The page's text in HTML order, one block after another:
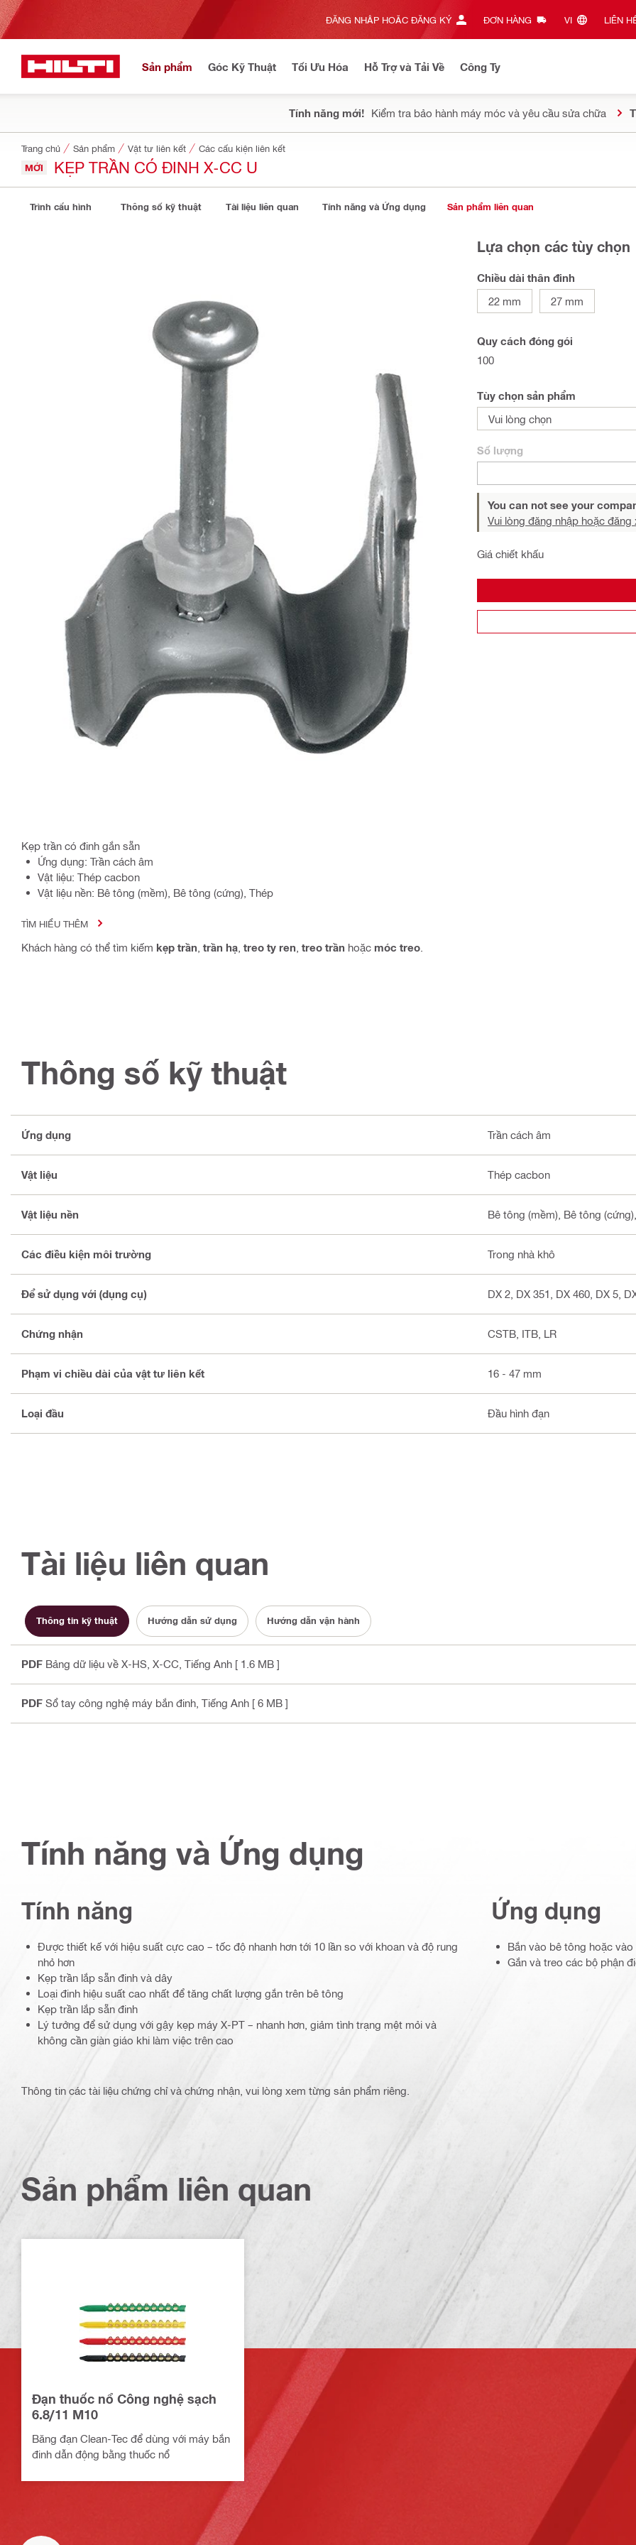
ĐĂNG NHẬP HOẶC ĐĂNG KÝ ĐƠN HÀNG VI‎ LIÊN
Sản phẩm Góc Kỹ Thuật Tối Ưu Hóa Hỗ Trợ và Tải Về Công Ty
Tính năng mới! Kiểm tra bảo hành máy móc và yêu cầu sửa chữa
Trang chủ Sản phẩm Vật tư liên kết Các cấu kiện liên kết
MỚI KẸP TRẦN CÓ ĐINH X-CC U
Trình cấu hình Thông số kỹ thuật Tài liệu liên quan Tính năng và Ứng dụng Sản phẩm liên quan
Kẹp trần có đinh gắn sẵn
Ứng dụng: Trần cách âm
Vật liệu: Thép cacbon
Vật liệu nền: Bê tông (mềm), Bê tông (cứng), Thép
TÌM HIỂU THÊM
Khách hàng có thể tìm kiếm kẹp trần trần hạ treo ty ren treo trần hoặc móc treo
Lựa chọn các tùy chọn
Chiều dài thân đinh
22 mm
27 mm
Quy cách đóng gói
100
Tùy chọn sản phẩm
Vui lòng chọn
Số lượng
You can not see your
Vui lòng đăng nhập hoặc đăng
Giá chiết khấu
Thông số kỹ thuật
Ứng dụng Trần cách âm
Vật liệu Thép cacbon
Vật liệu nền Bê tông (mềm), Bê tông
Các điều kiện môi trường Trong nhà khô
Để sử dụng với (dụng cụ) DX 2, DX 351, DX 460, DX 5,
Chứng nhận CSTB, ITB, LR
Phạm vi chiều dài của vật tư liên kết 16 - 47 mm
Loại đầu Đầu hình đạn
Tài liệu liên quan
Thông tin kỹ thuật Hướng dẫn sử dụng Hướng dẫn vận hành
PDF Bảng dữ liệu về X-HS, X-CC , Tiếng Anh [ 1.6 MB ]
PDF Sổ tay công nghệ máy bắn đinh , Tiếng Anh [ 6 MB ]
Tính năng và Ứng dụng
Tính năng
Được thiết kế với hiệu suất cực cao – tốc độ nhanh hơn tới 10 lần so với khoan và độ rung
nhỏ hơn
Kẹp trần lắp sẵn đinh và dây
Loại đinh hiệu suất cao nhất để tăng chất lượng gắn trên bê tông
Kẹp trần lắp sẵn đinh
Lý tưởng để sử dụng với gậy kẹp máy X-PT – nhanh hơn, giảm tình trạng mệt mỏi và
không cần giàn giáo khi làm việc trên cao
Ứng dụng
Bắn vào bê tông hoặc vào
Gắn và treo các bộ phận
Thông tin các tài liệu chứng chỉ và chứng nhận, vui lòng xem từng sản phẩm riêng.
Sản phẩm liên quan
Đạn thuốc nổ Công nghệ sạch
6.8/11 M10
Băng đạn Clean-Tec để dùng với máy bắn
đinh dẫn động bằng thuốc nổ